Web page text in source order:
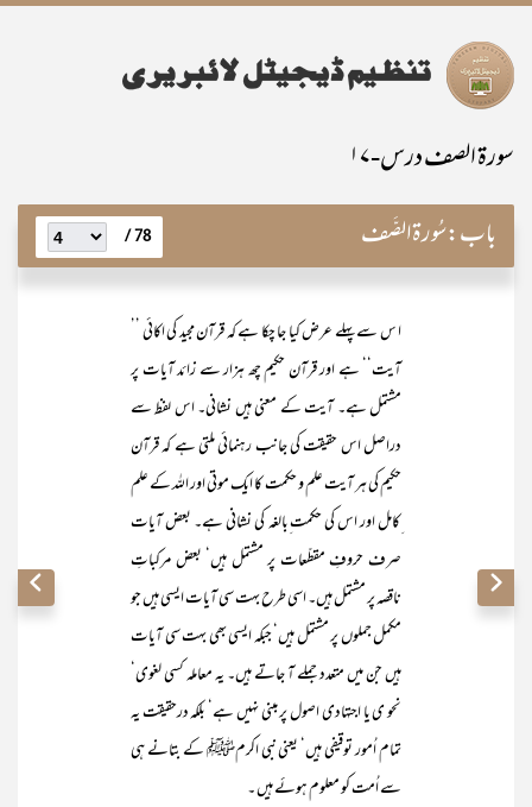
سورۃ الصف درس-۱۷
باب:سُورۃالصَّف 78 /
ا س سے پہلے عرض کیا جا چکا ہے کہ قرآن مجید کی اکائی ’’
آیت‘‘ ہے اور قرآن حکیم چھ ہزار سے زائد آیات پر
مشتمل ہے۔ آیت کے معنی ہیں نشانی۔ اس لفظ سے
دراصل اس حقیقت کی جانب رہنمائی ملتی ہے کہ قرآن
حکیم کی ہر آیت علم و حکمت کا ایک موتی اور اللہ کے علم
ِکامل اور اس کی حکمت ِبالغہ کی نشانی ہے۔ بعض آیات
صرف حروفِ مقطّعات پر مشتمل ہیں‘ بعض مرکباتِ
ناقصہ پر مشتمل ہیں۔ اسی طرح بہت سی آیات ایسی ہیں جو
مکمل جملوں پر مشتمل ہیں‘ جبکہ ایسی بھی بہت سی آیات
ہیں جن میں متعدد جملے آ جاتے ہیں۔ یہ معاملہ کسی لغوی‘
نحو ی یا اجتہادی اصول پر مبنی نہیں ہے‘ بلکہ درحقیقت یہ
تمام اُمور توقیفی ہیں‘ یعنی نبی اکرمﷺ کے بتانے ہی
سے اُمت کو معلوم ہوئے ہیں ۔